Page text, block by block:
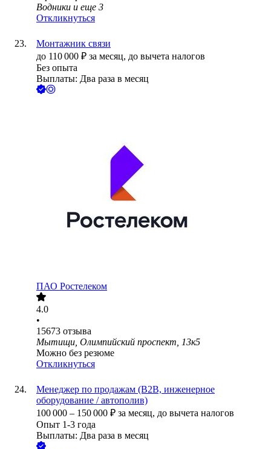
Водники и еще 3
Откликнуться
Монтажник связи
до 110 000 ₽ за месяц, до вычета налогов
Без опыта
Выплаты: Два раза в месяц
ПАО Ростелеком
4.0
•
15673 отзыва
Мытищи, Олимпийский проспект, 13к5
Можно без резюме
Откликнуться
Менеджер по продажам (B2B, инженерное
оборудование / автополив)
100 000 – 150 000 ₽ за месяц, до вычета налогов
Опыт 1-3 года
Выплаты: Два раза в месяц